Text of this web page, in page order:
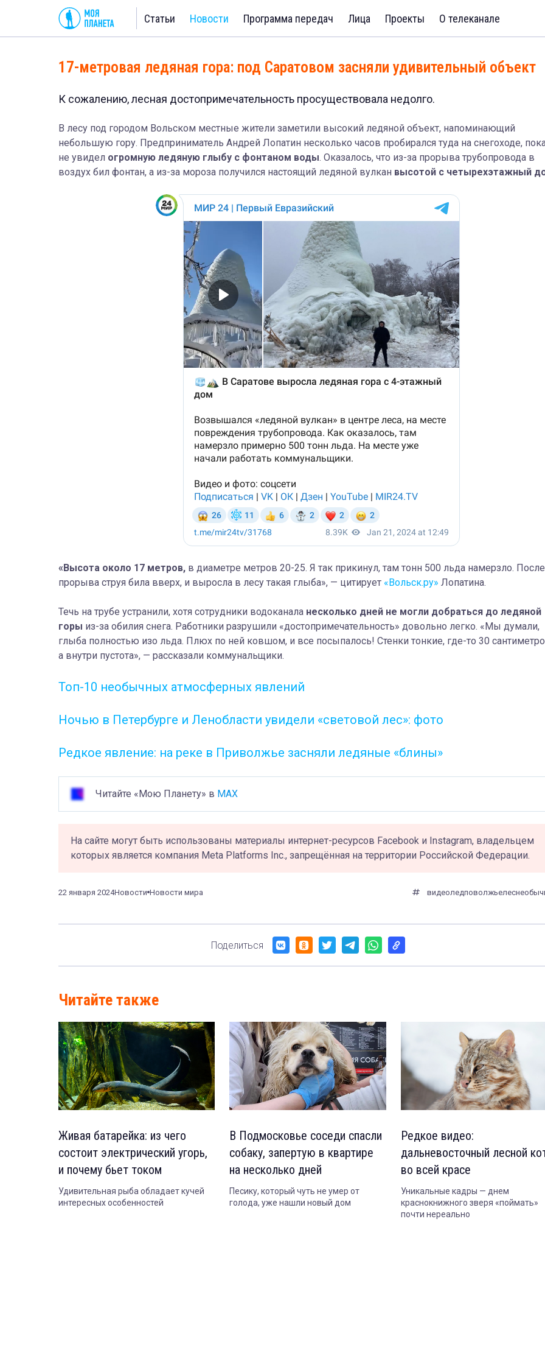
Статьи Новости Программа передач Лица Проекты О телеканале
17-метровая ледяная гора: под Саратовом засняли удивительный объект
К сожалению, лесная достопримечательность просуществовала недолго.
В лесу под городом Вольском местные жители заметили высокий ледяной объект, напоминающий
небольшую гору. Предприниматель Андрей Лопатин несколько часов пробирался туда на снегоходе,
не увидел огромную ледяную глыбу с фонтаном воды. Оказалось, что из-за прорыва трубопровода в
воздух бил фонтан, а из-за мороза получился настоящий ледяной вулкан высотой с четырехэтажный
«Высота около 17 метров, в диаметре метров 20-25. Я так прикинул, там тонн 500 льда намерзло. После
прорыва струя била вверх, и выросла в лесу такая глыба», — цитирует «Вольск.ру» Лопатина.
Течь на трубе устранили, хотя сотрудники водоканала несколько дней не могли добраться до ледяной
горы из-за обилия снега. Работники разрушили «достопримечательность» довольно легко. «Мы думали,
глыба полностью изо льда. Плюх по ней ковшом, и все посыпалось! Стенки тонкие, где-то 30
а внутри пустота», — рассказали коммунальщики.
Топ-10 необычных атмосферных явлений
Ночью в Петербурге и Ленобласти увидели «световой лес»: фото
Редкое явление: на реке в Приволжье засняли ледяные «блины»
Читайте «Мою Планету» в MAX
На сайте могут быть использованы материалы интернет-ресурсов Facebook и Instagram, владельцем
которых является компания Meta Platforms Inc., запрещённая на территории Российской Федерации.
22 января 2024Новости Новости мира видеоледповолжьелес
Поделиться
Читайте также
Живая батарейка: из чего
состоит электрический угорь,
и почему бьет током
Удивительная рыба обладает кучей
интересных особенностей
В Подмосковье соседи спасли
собаку, запертую в квартире
на несколько дней
Песику, который чуть не умер от
голода, уже нашли новый дом
Редкое видео:
дальневосточный лесной
во всей красе
Уникальные кадры — днем
краснокнижного зверя «поймать»
почти нереально